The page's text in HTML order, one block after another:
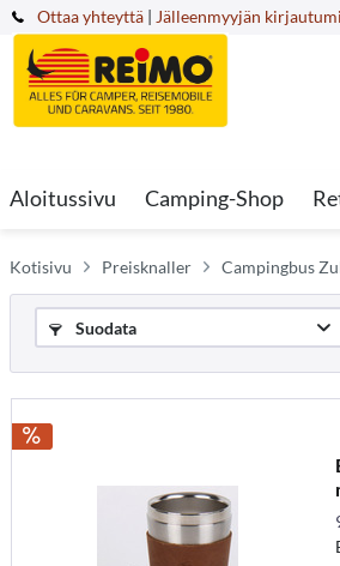
Ottaa yhteyttä | Jälleenmyyjän
Aloitussivu Camping-Shop
Kotisivu Preisknaller Campingbus
Suodata